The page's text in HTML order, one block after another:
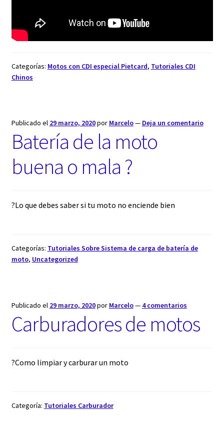
Categorías: Motos con CDI especial Pietcard, Tutoriales CDI
Chinos
Publicado el 29 marzo, 2020por Marcelo— Deja un comentario
Batería de la moto
buena o mala ?
?Lo que debes saber si tu moto no enciende bien
Categorías: Tutoriales Sobre Sistema de carga de batería de
moto, Uncategorized
Publicado el 29 marzo, 2020por Marcelo— 4 comentarios
Carburadores de motos
?Como limpiar y carburar un moto
Categoría: Tutoriales Carburador